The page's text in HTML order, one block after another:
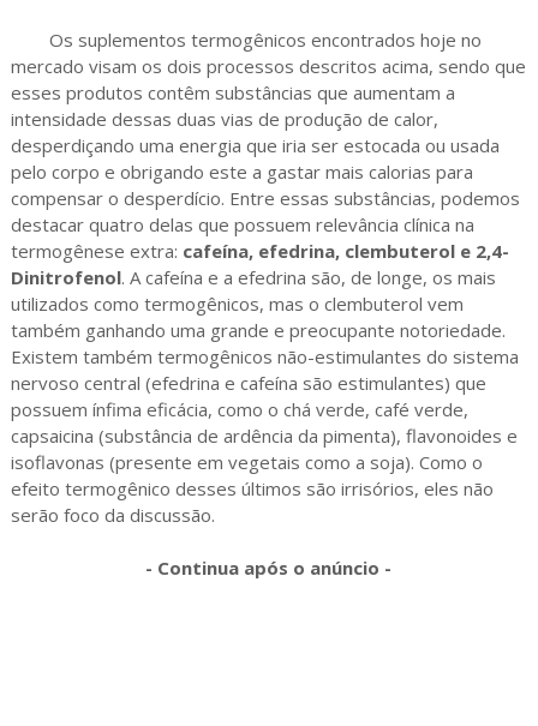
Os suplementos termogênicos encontrados hoje no
mercado visam os dois processos descritos acima, sendo que
esses produtos contêm substâncias que aumentam a
intensidade dessas duas vias de produção de calor,
desperdiçando uma energia que iria ser estocada ou usada
pelo corpo e obrigando este a gastar mais calorias para
compensar o desperdício. Entre essas substâncias, podemos
destacar quatro delas que possuem relevância clínica na
termogênese extra: cafeína, efedrina, clembuterol e 2,4-
Dinitrofenol. A cafeína e a efedrina são, de longe, os mais
utilizados como termogênicos, mas o clembuterol vem
também ganhando uma grande e preocupante notoriedade.
Existem também termogênicos não-estimulantes do sistema
nervoso central (efedrina e cafeína são estimulantes) que
possuem ínfima eficácia, como o chá verde, café verde,
capsaicina (substância de ardência da pimenta), flavonoides e
isoflavonas (presente em vegetais como a soja). Como o
efeito termogênico desses últimos são irrisórios, eles não
serão foco da discussão.
- Continua após o anúncio -